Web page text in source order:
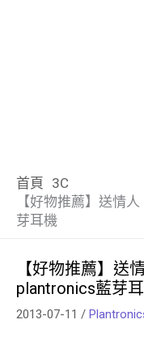
首頁 3C
【好物推薦】送情
芽耳機
【好物推薦】送
plantronics藍芽
2013-07-11 /